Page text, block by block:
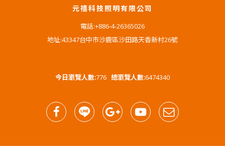
元禧科技照明有限公司
電話:+886-4-26365026
地址:43347台中市沙鹿區沙田路天香新村26號
今日瀏覽人數:776 總瀏覽人數:6474340